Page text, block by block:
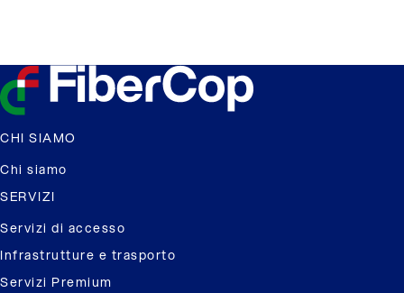
CHI SIAMO
Chi siamo
SERVIZI
Servizi di accesso
Infrastrutture e trasporto
Servizi Premium